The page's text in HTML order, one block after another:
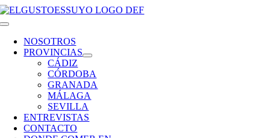
Saltar
al
Toggle
NavigationNOSOTROS
PROVINCIAS
CÁDIZ
CÓRDOBA
GRANADA
MÁLAGA
SEVILLA
ENTREVISTAS
CONTACTO